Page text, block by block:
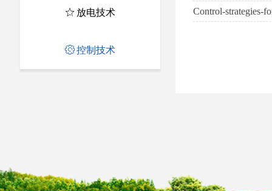
Control-strategies-
ꄃ 放电技术
ꂉ控制技术